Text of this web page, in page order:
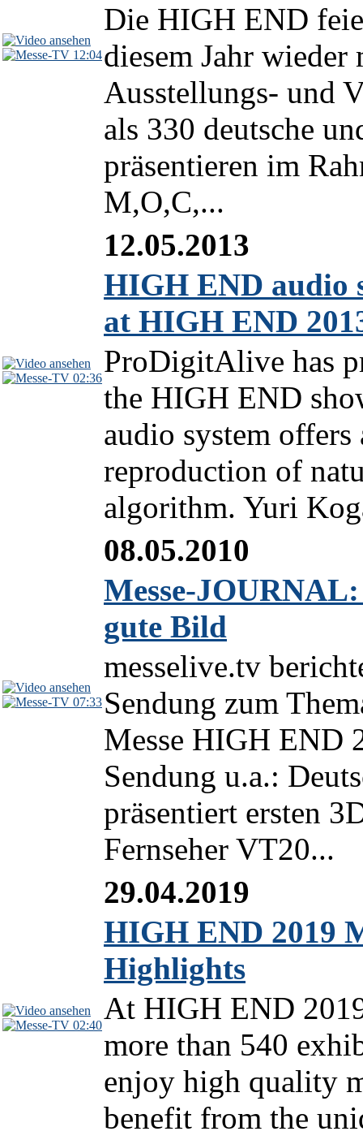
12:04
Die HIGH END
diesem Jahr wieder
Ausstellungs- und
als 330 deutsche
präsentieren im
M,O,C,...
02:36
12.05.2013
HIGH END audio
at HIGH END
ProDigitAlive has
the HIGH END
audio system
reproduction of
algorithm. Yuri
07:33
08.05.2010
Messe-
gute Bild
messelive.tv
Sendung zum
Messe HIGH END
Sendung u.a.:
präsentiert ersten
Fernseher VT20...
02:40
29.04.2019
HIGH END 2019
Highlights
At HIGH END
more than 540
enjoy high quality
benefit from the